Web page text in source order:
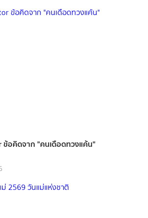
ข้อคิดจาก "คนเดือดทวงแค้น"